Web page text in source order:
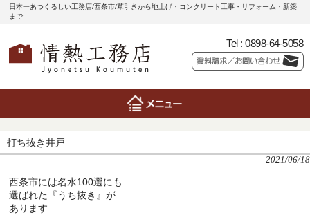
日本一あつくるしい工務店/西条市/草引きから地上げ・コンクリート工事・リフォーム・新築
まで
Tel : 0898-64-5058
打ち抜き井戸
2021/06/18
西条市には名水100選にも
選ばれた『うち抜き』が
あります